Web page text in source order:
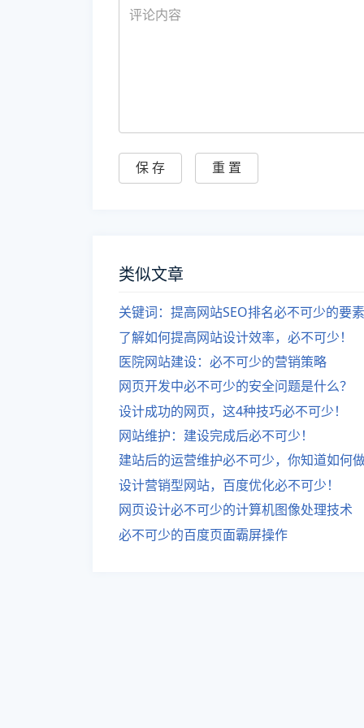
类似文章
关键词：提高网站SEO排名必不可少的要
了解如何提高网站设计效率，必不可少！
医院网站建设：必不可少的营销策略
网页开发中必不可少的安全问题是什么？
设计成功的网页，这4种技巧必不可少！
网站维护：建设完成后必不可少！
建站后的运营维护必不可少，你知道如何
设计营销型网站，百度优化必不可少！
网页设计必不可少的计算机图像处理技术
必不可少的百度页面霸屏操作